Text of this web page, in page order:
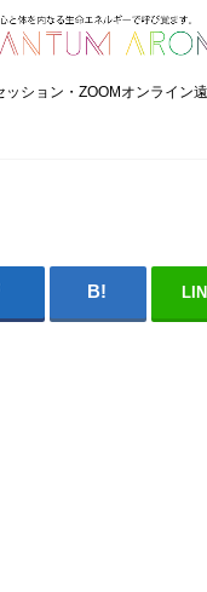
ッション・ZOOMオンライン